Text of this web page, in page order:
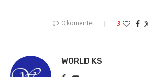
0 komentet 3
WORLD KS